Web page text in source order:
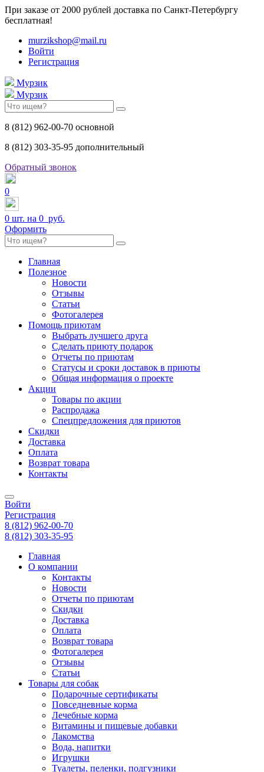
При заказе от 2000 рублей доставка по Санкт-Петербургу
бесплатная!
murzikshop@mail.ru
Войти
Регистрация
Мурзик
Мурзик
8 (812) 962-00-70 основной
8 (812) 303-35-95 дополнительный
Обратный звонок
0
0 шт. на 0 руб.
Оформить
Главная
Полезное
Новости
Отзывы
Статьи
Фотогалерея
Помощь приютам
Выбрать лучшего друга
Сделать приюту подарок
Отчеты по приютам
Статусы и сроки доставок в приюты
Общая информация о проекте
Акции
Товары по акции
Распродажа
Спецпредложения для приютов
Скидки
Доставка
Оплата
Возврат товара
Контакты
Войти
Регистрация
8 (812) 962-00-70
8 (812) 303-35-95
Главная
О компании
Контакты
Новости
Отчеты по приютам
Скидки
Доставка
Оплата
Возврат товара
Фотогалерея
Отзывы
Статьи
Товары для собак
Подарочные сертификаты
Повседневные корма
Лечебные корма
Витамины и пищевые добавки
Лакомства
Вода, напитки
Игрушки
Туалеты, пеленки, подгузники